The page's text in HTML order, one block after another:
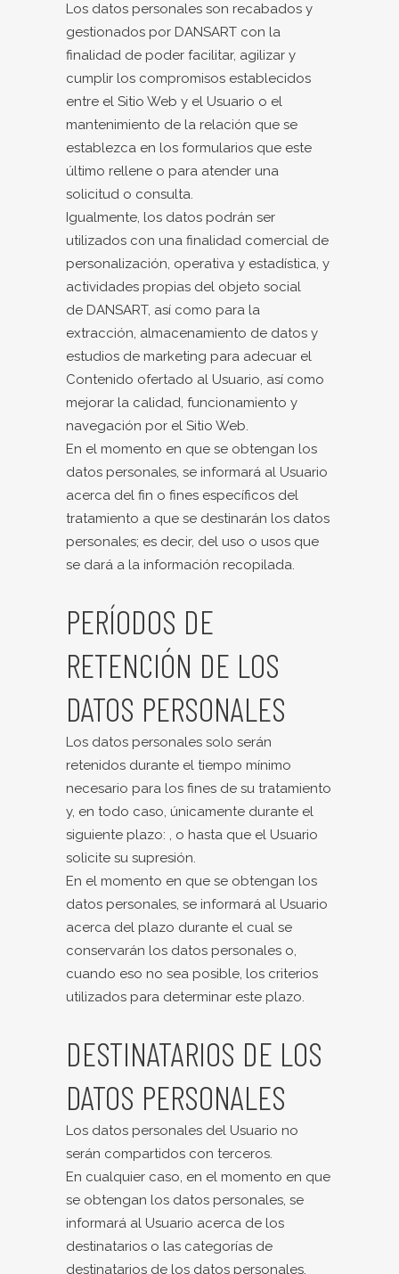
Los datos personales son recabados y
gestionados por DANSART con la
finalidad de poder facilitar, agilizar y
cumplir los compromisos establecidos
entre el Sitio Web y el Usuario o el
mantenimiento de la relación que se
establezca en los formularios que este
último rellene o para atender una
solicitud o consulta.
Igualmente, los datos podrán ser
utilizados con una finalidad comercial de
personalización, operativa y estadística, y
actividades propias del objeto social
de DANSART, así como para la
extracción, almacenamiento de datos y
estudios de marketing para adecuar el
Contenido ofertado al Usuario, así como
mejorar la calidad, funcionamiento y
navegación por el Sitio Web.
En el momento en que se obtengan los
datos personales, se informará al Usuario
acerca del fin o fines específicos del
tratamiento a que se destinarán los datos
personales; es decir, del uso o usos que
se dará a la información recopilada.
PERÍODOS DE
RETENCIÓN DE LOS
DATOS PERSONALES
Los datos personales solo serán
retenidos durante el tiempo mínimo
necesario para los fines de su tratamiento
y, en todo caso, únicamente durante el
siguiente plazo: , o hasta que el Usuario
solicite su supresión.
En el momento en que se obtengan los
datos personales, se informará al Usuario
acerca del plazo durante el cual se
conservarán los datos personales o,
cuando eso no sea posible, los criterios
utilizados para determinar este plazo.
DESTINATARIOS DE LOS
DATOS PERSONALES
Los datos personales del Usuario no
serán compartidos con terceros.
En cualquier caso, en el momento en que
se obtengan los datos personales, se
informará al Usuario acerca de los
destinatarios o las categorías de
destinatarios de los datos personales.